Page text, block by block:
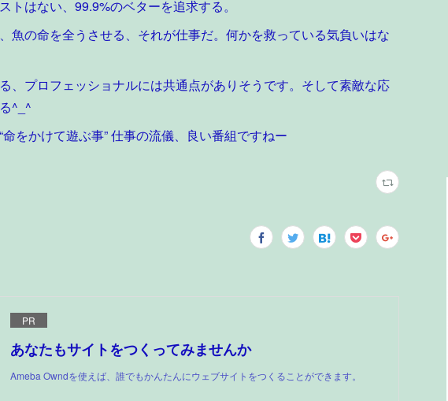
トはない、99.9%のベターを追求する。
魚の命を全うさせる、それが仕事だ。何かを救っている気負いはな
、プロフェッショナルには共通点がありそうです。そして素敵な応
^_^
をかけて遊ぶ事” 仕事の流儀、良い番組ですねー
PR
あなたもサイトをつくってみませんか
Ameba Owndを使えば、誰でもかんたんにウェブサイトをつくることができます。